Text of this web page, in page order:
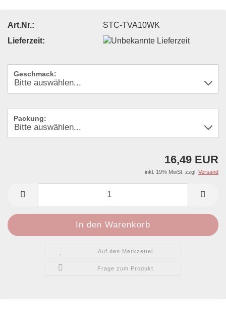
Art.Nr.:
STC-TVA10WK
Lieferzeit:
Geschmack:
Packung:
16,49 EUR
inkl. 19% MwSt. zzgl. Versand
Auf den Merkzettel
Frage zum Produkt